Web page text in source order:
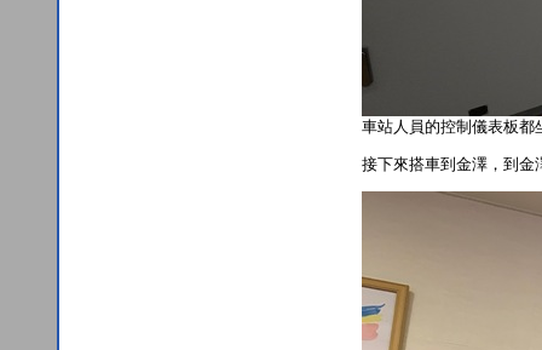
車站人員的控制儀表板都
接下來搭車到金澤，到金